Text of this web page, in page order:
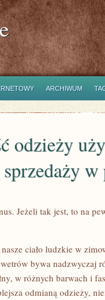
ARCHIWUM
odzieży
Jeżeli tak jest, to na
ciało ludzkie w
bywa nadzwyczaj
w różnych barwach i
odmianą odzieży,